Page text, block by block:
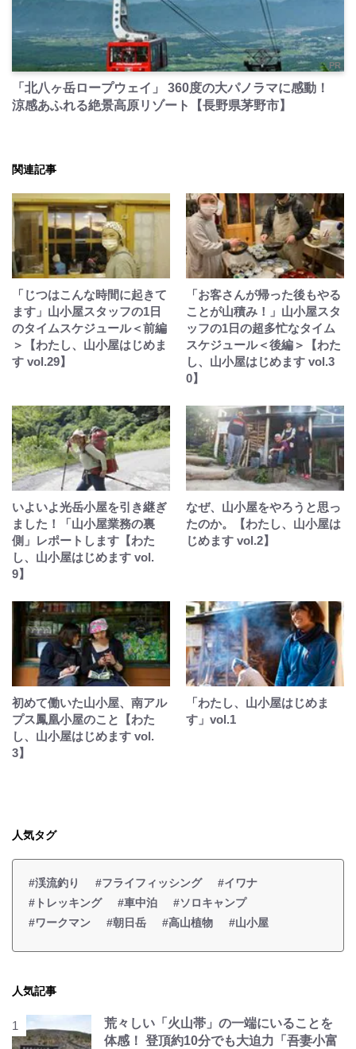
PR
「北八ヶ岳ロープウェイ」 360度の大パノラマに感動！
涼感あふれる絶景高原リゾート【長野県茅野市】
関連記事
「じつはこんな時間に起きて
ます」山小屋スタッフの1日
のタイムスケジュール＜前編
＞【わたし、山小屋はじめま
す vol.29】
「お客さんが帰った後もやる
ことが山積み！」山小屋スタ
ッフの1日の超多忙なタイム
スケジュール＜後編＞【わた
し、山小屋はじめます vol.3
0】
いよいよ光岳小屋を引き継ぎ
ました！「山小屋業務の裏
側」レポートします【わた
し、山小屋はじめます vol.
9】
なぜ、山小屋をやろうと思っ
たのか。【わたし、山小屋は
じめます vol.2】
初めて働いた山小屋、南アル
プス鳳凰小屋のこと【わた
し、山小屋はじめます vol.
3】
「わたし、山小屋はじめま
す」vol.1
人気タグ
#渓流釣り #フライフィッシング
#イワナ
#トレッキング
#車中泊
#ソロキャンプ
#ワークマン
#朝日岳 #高山植物 #山小屋
人気記事
荒々しい「火山帯」の一端にいることを
体感！ 登頂約10分でも大迫力「吾妻小富